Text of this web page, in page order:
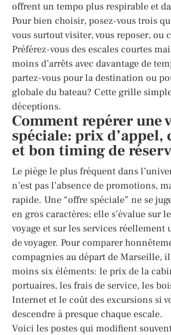
offrent un tempo plus respirable et
Pour bien choisir, posez-vous trois
vous surtout visiter, vous reposer, ou
Préférez-vous des escales courtes
moins d’arrêts avec davantage de
partez-vous pour la destination ou
globale du bateau? Cette grille
déceptions.
Comment repérer une
spéciale: prix d’appel,
et bon timing de
Le piège le plus fréquent dans
n’est pas l’absence de promotions,
rapide. Une “offre spéciale” ne se
en gros caractères; elle s’évalue sur
voyage et sur les services réellement
de voyager. Pour comparer
compagnies au départ de Marseille,
moins six éléments: le prix de la
portuaires, les frais de service, les
Internet et le coût des excursions si
descendre à presque chaque escale.
Voici les postes qui modifient